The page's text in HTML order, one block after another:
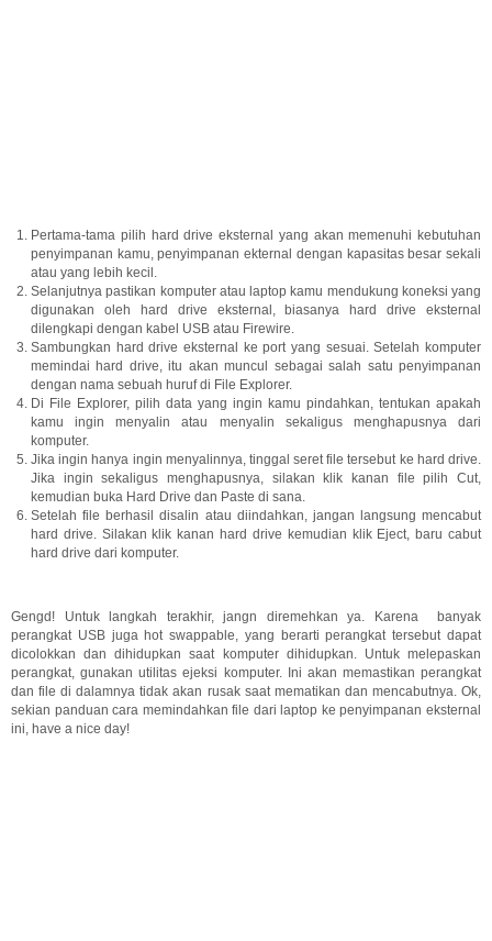
Pertama-tama pilih hard drive eksternal yang akan memenuhi kebutuhan
penyimpanan kamu, penyimpanan ekternal dengan kapasitas besar sekali
atau yang lebih kecil.
Selanjutnya pastikan komputer atau laptop kamu mendukung koneksi yang
digunakan oleh hard drive eksternal, biasanya hard drive eksternal
dilengkapi dengan kabel USB atau Firewire.
Sambungkan hard drive eksternal ke port yang sesuai. Setelah komputer
memindai hard drive, itu akan muncul sebagai salah satu penyimpanan
dengan nama sebuah huruf di File Explorer.
Di File Explorer, pilih data yang ingin kamu pindahkan, tentukan apakah
kamu ingin menyalin atau menyalin sekaligus menghapusnya dari
komputer.
Jika ingin hanya ingin menyalinnya, tinggal seret file tersebut ke hard drive.
Jika ingin sekaligus menghapusnya, silakan klik kanan file pilih Cut,
kemudian buka Hard Drive dan Paste di sana.
Setelah file berhasil disalin atau diindahkan, jangan langsung mencabut
hard drive. Silakan klik kanan hard drive kemudian klik Eject, baru cabut
hard drive dari komputer.
Gengd! Untuk langkah terakhir, jangn diremehkan ya. Karena banyak
perangkat USB juga hot swappable, yang berarti perangkat tersebut dapat
dicolokkan dan dihidupkan saat komputer dihidupkan. Untuk melepaskan
perangkat, gunakan utilitas ejeksi komputer. Ini akan memastikan perangkat
dan file di dalamnya tidak akan rusak saat mematikan dan mencabutnya. Ok,
sekian panduan cara memindahkan file dari laptop ke penyimpanan eksternal
ini, have a nice day!